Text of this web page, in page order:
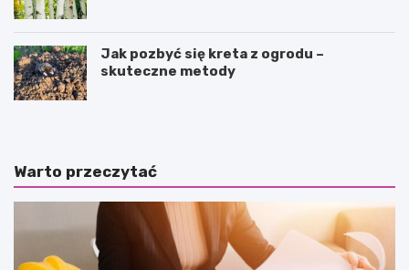
Jak pozbyć się kreta z ogrodu –
skuteczne metody
Warto przeczytać